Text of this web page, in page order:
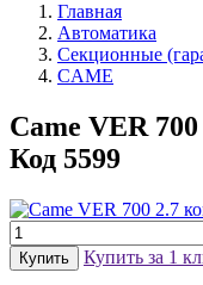
Главная
Автоматика
Секционные
CAME
Came VER
Код 5599
Купить за 1